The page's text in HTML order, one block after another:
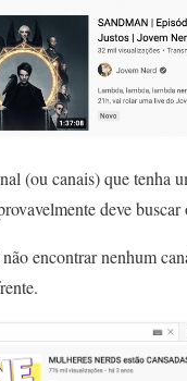
(ou canais) que tenha
deve
encontrar nenhum